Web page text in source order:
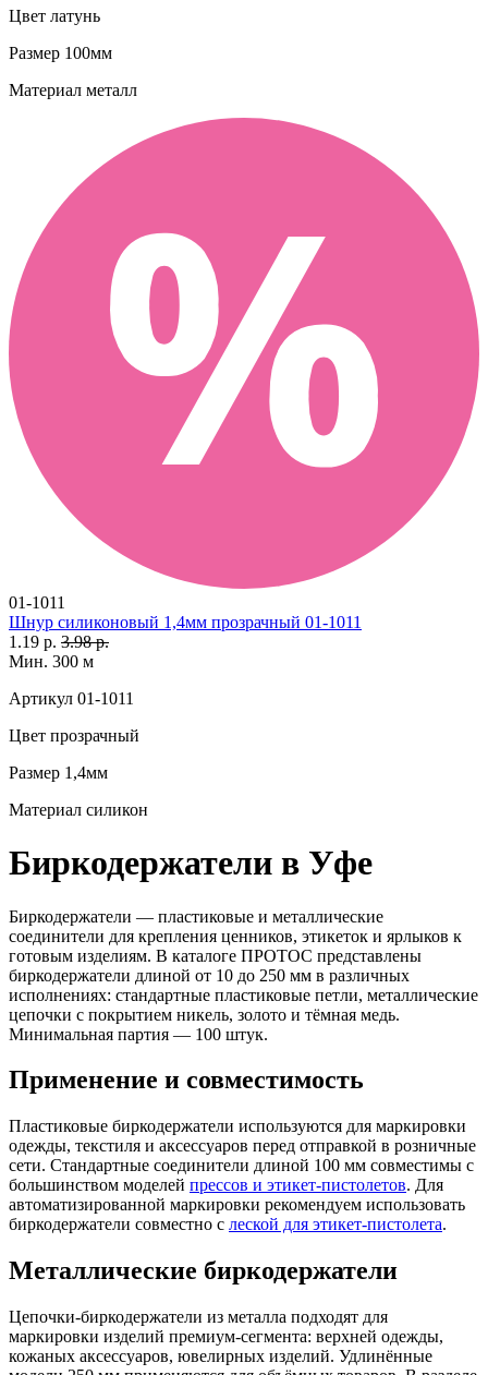
Цвет латунь
Размер 100мм
Материал металл
01-1011
Шнур силиконовый 1,4мм прозрачный 01-1011
1.19 р. 3.98 р.
Мин. 300 м
Артикул 01-1011
Цвет прозрачный
Размер 1,4мм
Материал силикон
Биркодержатели в Уфе
Биркодержатели — пластиковые и металлические
соединители для крепления ценников, этикеток и ярлыков к
готовым изделиям. В каталоге ПРОТОС представлены
биркодержатели длиной от 10 до 250 мм в различных
исполнениях: стандартные пластиковые петли, металлические
цепочки с покрытием никель, золото и тёмная медь.
Минимальная партия — 100 штук.
Применение и совместимость
Пластиковые биркодержатели используются для маркировки
одежды, текстиля и аксессуаров перед отправкой в розничные
сети. Стандартные соединители длиной 100 мм совместимы с
большинством моделей прессов и этикет-пистолетов. Для
автоматизированной маркировки рекомендуем использовать
биркодержатели совместно с леской для этикет-пистолета.
Металлические биркодержатели
Цепочки-биркодержатели из металла подходят для
маркировки изделий премиум-сегмента: верхней одежды,
кожаных аксессуаров, ювелирных изделий. Удлинённые